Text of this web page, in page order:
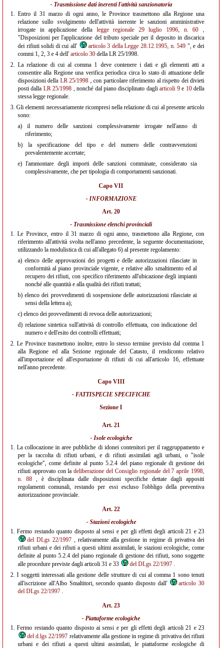
- Trasmissione dati inerenti l'attività sanzionatoria
1. Entro il 31 marzo di ogni anno, le Province trasmettono alla Regione una
relazione sullo svolgimento dell'attività inerente le sanzioni amministrative
irrogate in applicazione della legge regionale 29 luglio 1996, n. 60 ,
"Disposizioni per l'applicazione del tributo speciale per il deposito in discarica
dei rifiuti solidi di cui all'
articolo 3 della Legge 28.12.1995, n. 549 ", e dei
commi 1, 2, 3 e 4 dell' articolo 30 della LR 25/1998.
2.La relazione di cui al comma 1 deve contenere i dati e gli elementi atti a
consentire alla Regione una verifica periodica circa lo stato di attuazione delle
disposizioni della LR 25/1998 , con particolare riferimento al rispetto dei divieti
posti dalla LR 25/1998 , nonché dal piano disciplinato dagliarticoli 9e 10della
stessa legge regionale.
3.Gli elementi necessariamente ricompresi nella relazione di cui al presente articolo
sono:
a) il numero delle sanzioni complessivamente irrogate nell'anno di
riferimento;
b) la specificazione del tipo e del numero delle contravvenzioni
prevalentemente accertate;
e) l'ammontare degli importi delle sanzioni comminate, considerato sia
complessivamente, che per tipologia di comportamenti sanzionati.
Capo VII
- INFORMAZIONE
Art. 20
- Trasmissione elenchi provinciali
1.Le Province, entro il 31 marzo di ogni anno, trasmettono alla Regione, con
riferimento all'attività svolta nell'anno precedente, la seguente documentazione,
utilizzando la modulistica di cui all'allegato 6) al presente regolamento:
a) elenco delle approvazioni dei progetti e delle autorizzazioni rilasciate in
conformità al piano provinciale vigente, e relative allo smaltimento ed al
recupero dei rifiuti, con specifico riferimento all'ubicazione degli impianti
nonché alle quantità e alla qualità dei rifiuti trattati;
b)elenco dei provvedimenti di sospensione delle autorizzazioni rilasciate ai
sensi della lettera a);
c) elenco dei provvedimenti di revoca delle autorizzazioni;
d) relazione sintetica sull'attività di controllo effettuata, con indicazione del
numero e dell'esito dei controlli effettuati;
2.Le Province trasmettono inoltre, entro lo stesso termine previsto dal comma 1
alla Regione ed alla Sezione regionale del Catasto, il rendiconto relativo
all'importazione ed all'esportazione di rifiuti di cui all'articolo 16, effettuate
nell'anno precedente.
Capo VIII
- FATTISPECIE SPECIFICHE
Sezione I
Art. 21
- Isole ecologiche
1.La collocazione in aree pubbliche di idonei contenitori per il raggruppamento e
per la raccolta di rifiuti urbani, e di rifiuti assimilati agli urbani, o "isole
ecologiche", come definite al punto 5.2.4 del piano regionale di gestione dei
rifiuti approvato con ladeliberazione del Consiglio regionale del 7 aprile 1998,
n. 88 , è disciplinata dalle disposizioni specifiche dettate dagli appositi
regolamenti comunali, restando per essi escluso l'obbligo della preventiva
autorizzazione provinciale.
Art. 22
- Stazioni ecologiche
1.Fermo restando quanto disposto al sensi e per gli effetti degli articoli 21 e 23
del DLgs 22/1997, relativamente alla gestione in regime di privativa dei
rifiuti urbani e dei rifiuti a questi ultimi assimilati, le stazioni ecologiche, come
definite al punto 5.2.4 del piano regionale di gestione dei rifiuti, sono soggette
alle procedure previste dagli articoli 31 e 33
del DLgs 22/1997 .
2.I soggetti interessati alla gestione delle strutture di cui al comma 1 sono tenuti
all'iscrizione all'Albo Smaltitori, secondo quanto disposto dall'
articolo 30
del DLgs 22/1997 .
Art. 23
- Piattaforme ecologiche
1.Fermo restando quanto disposto ai sensi e per gli effetti degli articoli 21 e 23
del d.lgs 22/1997 relativamente alla gestione in regime di privativa dei rifiuti
urbani e dei rifiuti a questi ultimi assimilati, le piattaforme ecologiche di